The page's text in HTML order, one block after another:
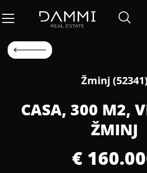
Žminj (52341)
CASA, 300 M2,
ŽMINJ
€